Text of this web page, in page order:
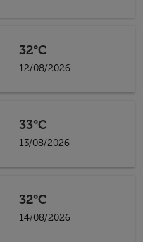
32°C
12/08/2026
33°C
13/08/2026
32°C
14/08/2026